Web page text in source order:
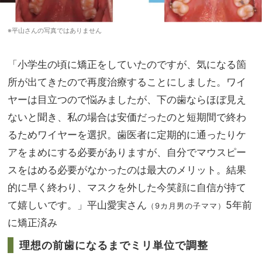
※平山さんの写真ではありません
「小学生の頃に矯正をしていたのですが、気になる箇
所が出てきたので再度治療することにしました。ワイ
ヤーは目立つので悩みましたが、下の歯ならほぼ見え
ないと聞き、私の場合は安価だったのと短期間で終わ
るためワイヤーを選択。歯医者に定期的に通ったりケ
アをまめにする必要がありますが、自分でマウスピー
スをはめる必要がなかったのは最大のメリット。結果
的に早く終わり、マスクを外した今笑顔に自信が持て
て嬉しいです。」平山愛実さん （9カ月男の子ママ） 5年前
に矯正済み
理想の前歯になるまでミリ単位で調整